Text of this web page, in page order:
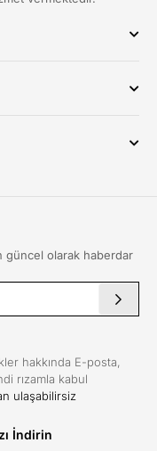
güncel olarak haberdar
hakkında E-posta,
rızamla kabul
ulaşabilirsiz
İndirin